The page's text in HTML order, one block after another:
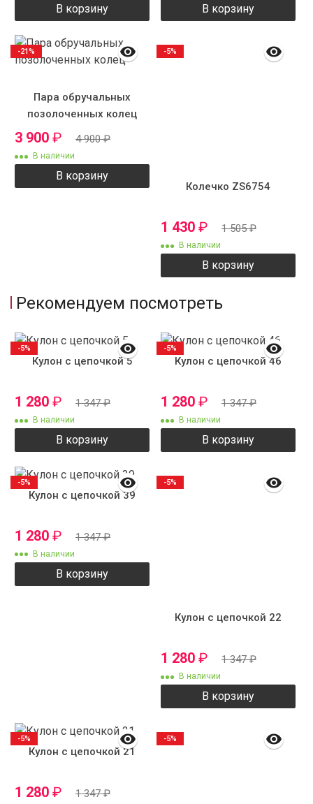
В корзину В корзину
Пара обручальных
позолоченных колец
3 900 ₽ 4 900₽
В наличии
В корзину
-21%
Колечко ZS6754
1 430 ₽ 1 505₽
В наличии
В корзину
-5%
Рекомендуем посмотреть
Кулон с цепочкой 5
1 280 ₽ 1 347₽
В наличии
В корзину
-5%
Кулон с цепочкой 46
1 280 ₽ 1 347₽
В наличии
В корзину
-5%
Кулон с цепочкой 39
1 280 ₽ 1 347₽
В наличии
В корзину
-5%
Кулон с цепочкой 22
1 280 ₽ 1 347₽
В наличии
В корзину
-5%
Кулон с цепочкой 21
1 280 ₽ 1 347₽
-5% -5%